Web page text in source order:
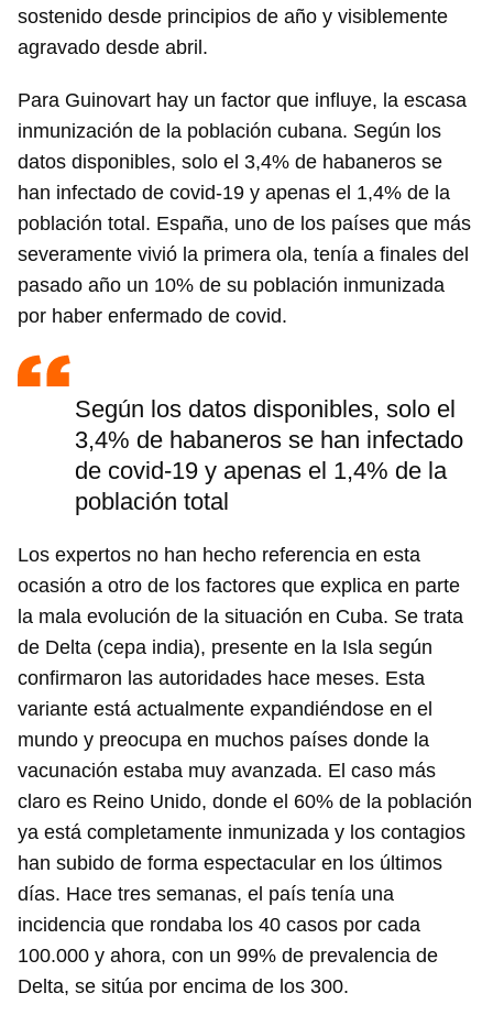
Guardar como favorito
Para poder guardar como favorito, primero has de
iniciar sesión con tu cuenta de 14ymedio.
sostenido desde principios de año y visiblemente
agravado desde abril.
Para Guinovart hay un factor que influye, la escasa
inmunización de la población cubana. Según los
datos disponibles, solo el 3,4% de habaneros se
han infectado de covid-19 y apenas el 1,4% de la
población total. España, uno de los países que más
severamente vivió la primera ola, tenía a finales del
pasado año un 10% de su población inmunizada
por haber enfermado de covid.
Según los datos disponibles, solo el
3,4% de habaneros se han infectado
de covid-19 y apenas el 1,4% de la
población total
Los expertos no han hecho referencia en esta
ocasión a otro de los factores que explica en parte
la mala evolución de la situación en Cuba. Se trata
de Delta (cepa india), presente en la Isla según
confirmaron las autoridades hace meses. Esta
variante está actualmente expandiéndose en el
mundo y preocupa en muchos países donde la
vacunación estaba muy avanzada. El caso más
claro es Reino Unido, donde el 60% de la población
ya está completamente inmunizada y los contagios
han subido de forma espectacular en los últimos
días. Hace tres semanas, el país tenía una
incidencia que rondaba los 40 casos por cada
100.000 y ahora, con un 99% de prevalencia de
Delta, se sitúa por encima de los 300.